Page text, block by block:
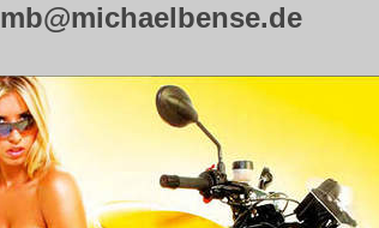
mb@michaelbense.de